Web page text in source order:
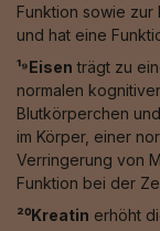
Funktion sowie zur
und hat eine
¹⁹Eisen trägt zu
normalen
Blutkörperchen
im Körper, einer
Verringerung von
Funktion bei der
²⁰Kreatin erhöht